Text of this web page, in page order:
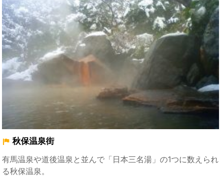
秋保温泉街
有馬温泉や道後温泉と並んで「日本三名湯」の1つに数えられ
る秋保温泉。